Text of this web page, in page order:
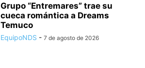
Grupo “Entremares” trae su
cueca romántica a Dreams
Temuco
EquipoNDS - 7 de agosto de 2026